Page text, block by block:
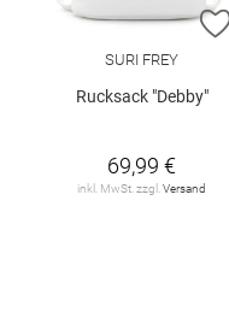
SURI FREY
Rucksack "Debby"
69,99 €
inkl. MwSt. zzgl. Versand